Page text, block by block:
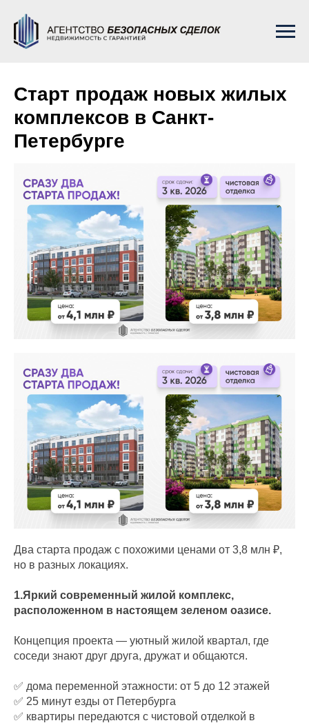
Старт продаж новых жилых
комплексов в Санкт-
Петербурге
Два старта продаж с похожими ценами от 3,8 млн ₽,
но в разных локациях.
1.Яркий современный жилой комплекс,
расположенном в настоящем зеленом оазисе.
Концепция проекта — уютный жилой квартал, где
соседи знают друг друга, дружат и общаются.
✅ дома переменной этажности: от 5 до 12 этажей
✅ 25 минут езды от Петербурга
✅ квартиры передаются с чистовой отделкой в